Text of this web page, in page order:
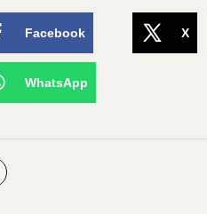
Facebook X
WhatsApp